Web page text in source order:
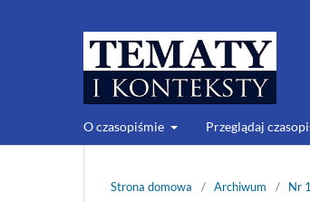
O czasopiśmie Przeglądaj
Strona domowa / Archiwum / Nr